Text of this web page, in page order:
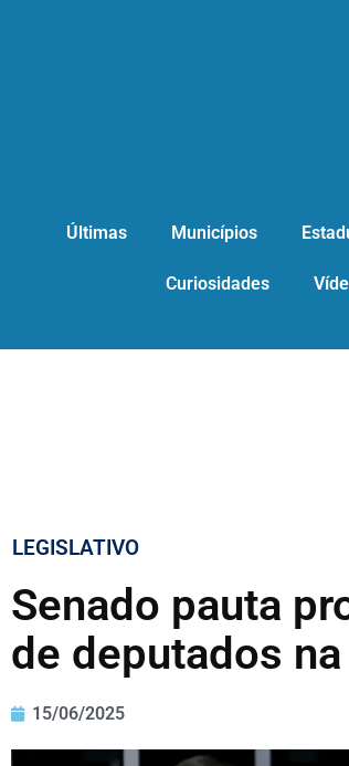
Últimas Municípios
Curiosidades
LEGISLATIVO
Senado pauta
de deputados
15/06/2025